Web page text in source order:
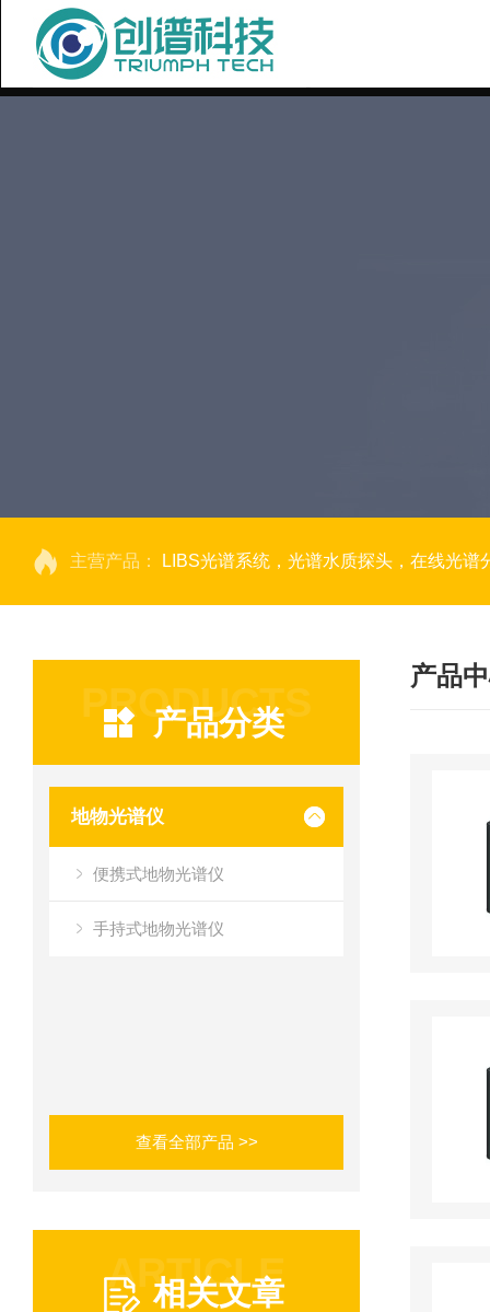
主营产品： LIBS光谱系统，光谱水质探头，在线光谱分析，高光谱相机，量子效
PRODUCTS
产品分类
地物光谱仪
便携式地物光谱仪
手持式地物光谱仪
查看全部产品 >>
ARTICLE
相关文章
产品